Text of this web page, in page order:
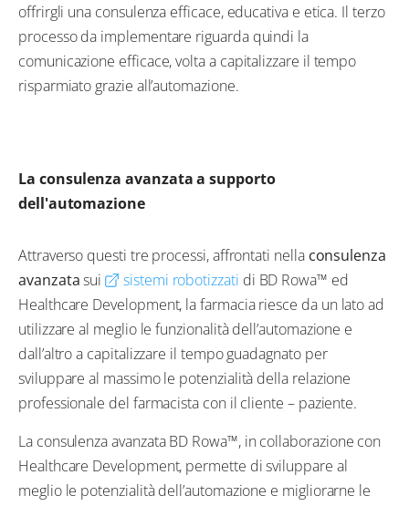
offrirgli una consulenza efficace, educativa e etica. Il terzo
processo da implementare riguarda quindi la
comunicazione efficace, volta a capitalizzare il tempo
risparmiato grazie all’automazione.
La consulenza avanzata a supporto
dell'automazione
Attraverso questi tre processi, affrontati nella consulenza
avanzatasui sistemi robotizzati di BD Rowa™ ed
Healthcare Development, la farmacia riesce da un lato ad
utilizzare al meglio le funzionalità dell’automazione e
dall’altro a capitalizzare il tempo guadagnato per
sviluppare al massimo le potenzialità della relazione
professionale del farmacista con il cliente – paziente.
La consulenza avanzata BD Rowa™, in collaborazione con
Healthcare Development, permette di sviluppare al
meglio le potenzialità dell’automazione e migliorarne le